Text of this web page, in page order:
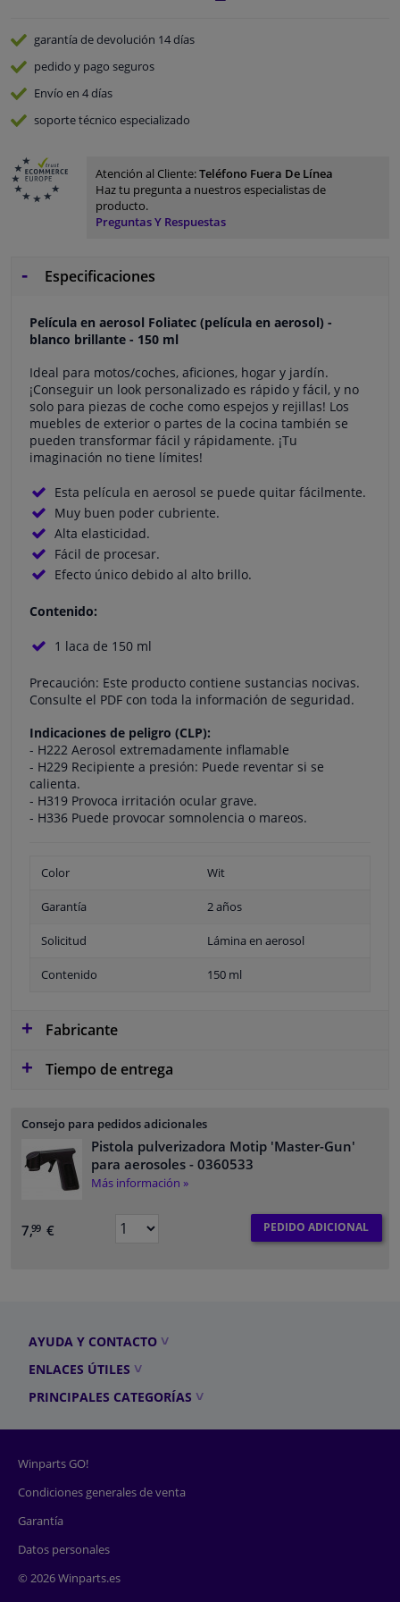
garantía de devolución 14 días
pedido y pago seguros
Envío en 4 días
soporte técnico especializado
Atención al Cliente:Teléfono Fuera De Línea
Haz tu pregunta a nuestros especialistas de
producto.
Preguntas Y Respuestas
Especificaciones
Película en aerosol Foliatec (película en aerosol) -
blanco brillante - 150 ml
Ideal para motos/coches, aficiones, hogar y jardín.
¡Conseguir un look personalizado es rápido y fácil, y no
solo para piezas de coche como espejos y rejillas! Los
muebles de exterior o partes de la cocina también se
pueden transformar fácil y rápidamente. ¡Tu
imaginación no tiene límites!
Esta película en aerosol se puede quitar fácilmente.
Muy buen poder cubriente.
Alta elasticidad.
Fácil de procesar.
Efecto único debido al alto brillo.
Contenido:
1 laca de 150 ml
Precaución: Este producto contiene sustancias nocivas.
Consulte el PDF con toda la información de seguridad.
Indicaciones de peligro (CLP):
- H222 Aerosol extremadamente inflamable
- H229 Recipiente a presión: Puede reventar si se
calienta.
- H319 Provoca irritación ocular grave.
- H336 Puede provocar somnolencia o mareos.
Color Wit
Garantía 2 años
Solicitud Lámina en aerosol
Contenido 150 ml
Fabricante
Tiempo de entrega
Consejo para pedidos adicionales
Pistola pulverizadora Motip 'Master-Gun'
para aerosoles - 0360533
Más información »
7,99 € PEDIDO ADICIONAL
AYUDA Y CONTACTO
ENLACES ÚTILES
PRINCIPALES CATEGORÍAS
Winparts GO!
Condiciones generales de venta
Garantía
Datos personales
© 2026 Winparts.es